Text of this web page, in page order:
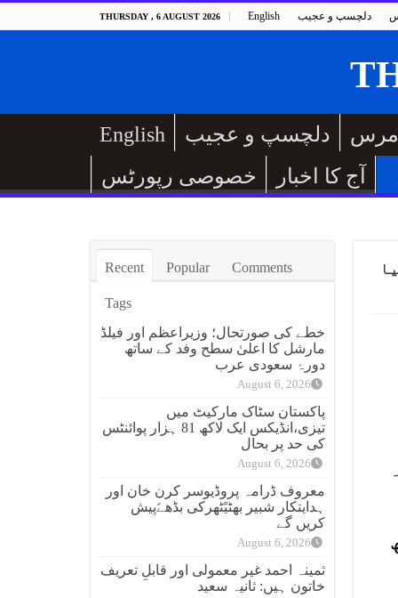
THURSDAY , 6 AUGUST 2026 English دلچسپ و عجیب
English دلچسپ و عجیب
خصوصی رپورٹس
آج کا اخبار
Recent Popular Comments
Tags
خطے کی صورتحال؛ وزیراعظم اور فیلڈ
مارشل کا اعلیٰ سطح وفد کے ساتھ
دورۂ سعودی عرب
August 6, 2026
پاکستان سٹاک مارکیٹ میں
تیزی،انڈیکس ایک لاکھ 81 ہزار پوائنٹس
کی حد پر بحال
August 6, 2026
معروف ڈرامہ پروڈیوسر کرن خان اور
ہدایتکار شبیر بھٹیًٹھرکی بڈھےًپیش
کریں گے
August 6, 2026
ثمینہ احمد غیر معمولی اور قابلِ تعریف
خاتون ہیں: ثانیہ سعید